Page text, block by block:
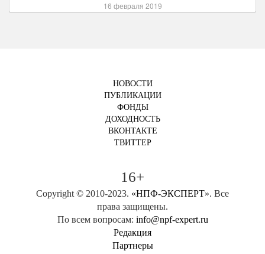
16 февраля 2019
НОВОСТИ
ПУБЛИКАЦИИ
ФОНДЫ
ДОХОДНОСТЬ
ВКОНТАКТЕ
ТВИТТЕР
16+
Copyright © 2010-2023. «НПФ-ЭКСПЕРТ». Все
права защищены.
По всем вопросам: info@npf-expert.ru
Редакция
Партнеры